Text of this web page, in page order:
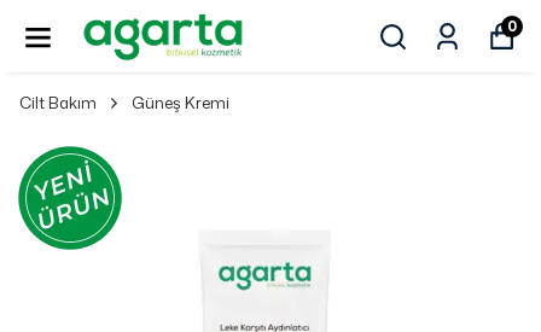
0
Cilt Bakım Güneş Kremi